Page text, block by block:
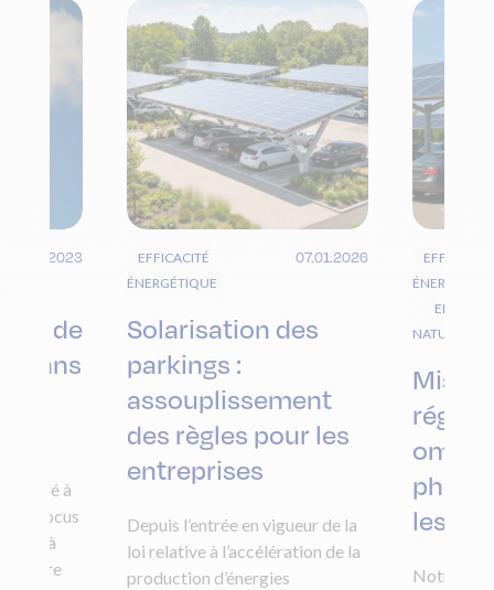
20.01.2023
de
dans
à
un focus
à
réduire
EFFICACITÉ
ÉNERGÉTIQUE
07.01.2026
Solarisation des
parkings :
assouplissement
des règles pour les
entreprises
Depuis l’entrée en vigueur de la
loi relative à l’accélération de la
production d’énergies
EFFICACITÉ
NATUREL
Mise
les
Notre